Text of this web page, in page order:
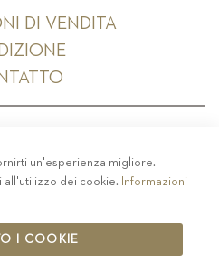
DI VENDITA
- COOKIE POLICY
ETICO
un'esperienza migliore.
all'utilizzo dei cookie. Informazioni
I COOKIE